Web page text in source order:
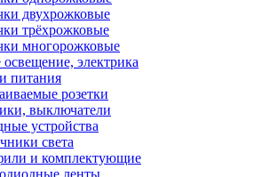
двухрожковые
трёхрожковые
многорожковые
электрика
питания
розетки
выключатели
устройства
света
и комплектующие
ленты